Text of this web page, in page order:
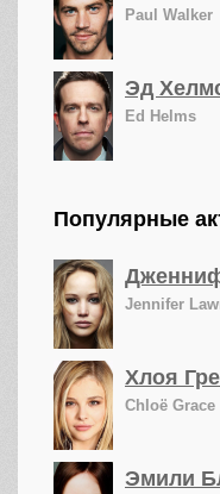
Paul Walker
Эд
Ed Helms
Популярные
Jennifer
Хлоя
Chloë Grace
Эмили